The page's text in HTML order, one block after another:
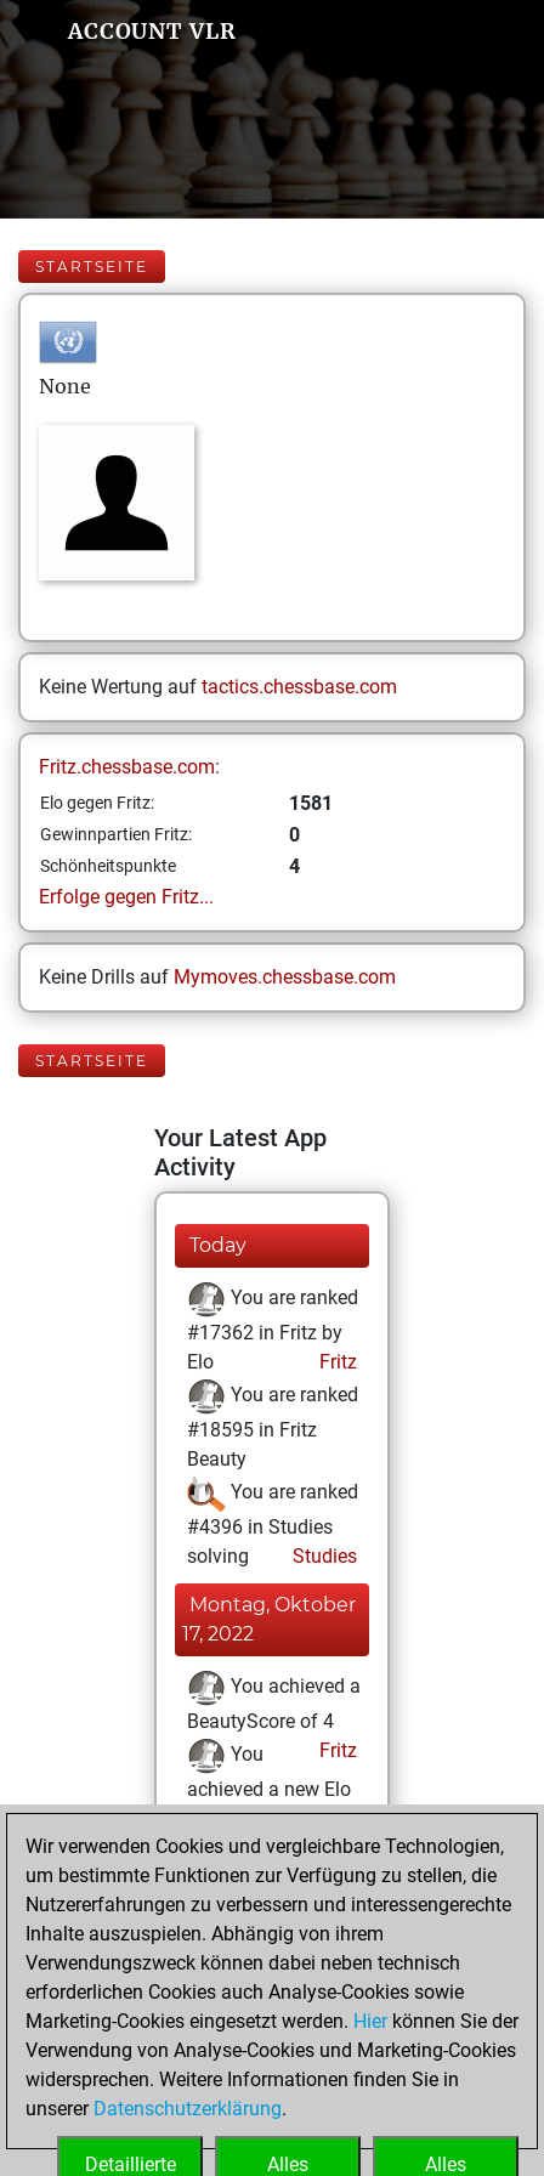
ACCOUNT VLR
STARTSEITE
None
Keine Wertung auf tactics.chessbase.com
Fritz.chessbase.com:
Elo gegen Fritz: 1581
Gewinnpartien Fritz: 0
Schönheitspunkte
4
Erfolge gegen Fritz...
Keine Drills auf Mymoves.chessbase.com
STARTSEITE
Your Latest App
Activity
Today
You are ranked
#17362 in Fritz by
Elo
Fritz
You are ranked
#18595 in Fritz
Beauty
You are ranked
#4396 in Studies
solving
Studies
Montag, Oktober
17, 2022
You achieved a
BeautyScore of 4
Fritz
You
achieved a new Elo
of 1581
Montag, August
2, 2021
You created
your Studies account
Studies
Dienstag,
Juli 27, 2021
You created
your Fritz account
Wir verwenden Cookies und vergleichbare Technologien,
um bestimmte Funktionen zur Verfügung zu stellen, die
Nutzererfahrungen zu verbessern und interessengerechte
Inhalte auszuspielen. Abhängig von ihrem
Verwendungszweck können dabei neben technisch
erforderlichen Cookies auch Analyse-Cookies sowie
Marketing-Cookies eingesetzt werden. Hierkönnen Sie der
Verwendung von Analyse-Cookies und Marketing-Cookies
widersprechen. Weitere Informationen finden Sie in
unserer Datenschutzerklärung.
Alles
Alles
Detaillierte